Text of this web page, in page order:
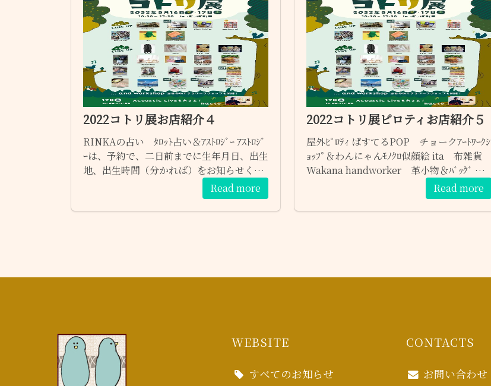
2022コトリ展お店紹介４
RINKAの占い ﾀﾛｯﾄ占い＆ｱｽﾄﾛｼﾞｰ ｱｽﾄﾛｼﾞ
ｰは、予約で、二日前までに生年月日、出生
地、出生時間（分かれば）をお知らせくだ
さい そうる 官足法（足揉み）＆ﾀｲﾑﾏｼﾝｾﾗ
Read more
2022コトリ展ピロティお店紹介５
屋外ﾋﾟﾛﾃｨ ぱすてるPOP チョークｱｰﾄﾜｰｸｼ
ｮｯﾌﾟ＆わんにゃんﾓﾉｸﾛ似顔絵 ita 布雑貨
Wakana handworker 革小物＆ﾊﾞｯｸﾞ 結
Read more
WEBSITE
すべてのお知らせ
CONTACTS
お問い合わせ